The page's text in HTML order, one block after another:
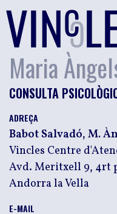
Maria
CONSULTA
ADREÇA
Babot Salvadó, M.
Vincles Centre
Avd. Meritxell 9, 4rt
Andorra la Vella
E-MAIL